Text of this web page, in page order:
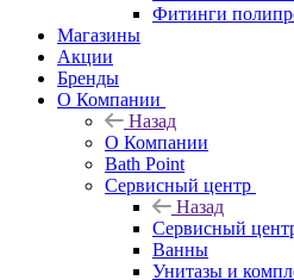
Фитинги
Магазины
Акции
Бренды
О Компании
Назад
О Компании
Bath Point
Сервисный центр
Назад
Сервисный
Ванны
Унитазы и